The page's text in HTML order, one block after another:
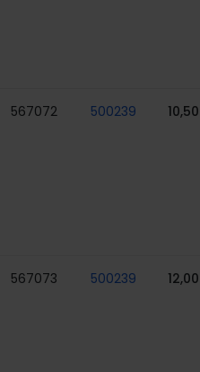
567072 500239
567073 500239